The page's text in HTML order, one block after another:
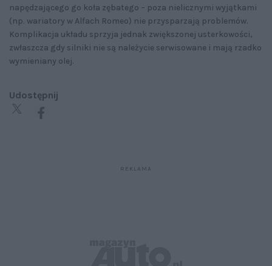
napędzającego go koła zębatego – poza nielicznymi wyjątkami
(np. wariatory w Alfach Romeo) nie przysparzają problemów.
Komplikacja układu sprzyja jednak zwiększonej usterkowości,
zwłaszcza gdy silniki nie są należycie serwisowane i mają rzadko
wymieniany olej.
Udostępnij